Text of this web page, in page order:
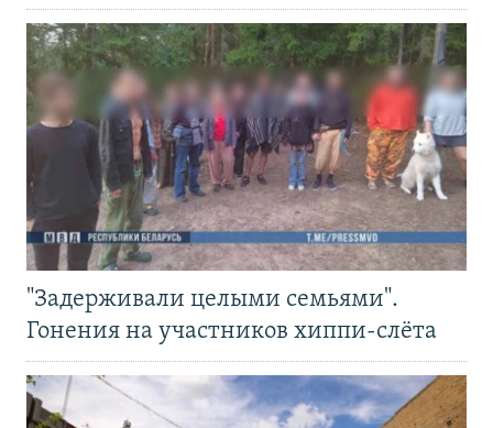
"Задерживали целыми семьями".
Гонения на участников хиппи-слёта